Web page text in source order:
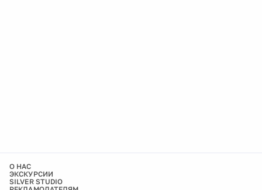
О НАС
ЭКСКУРСИИ
SILVER STUDIO